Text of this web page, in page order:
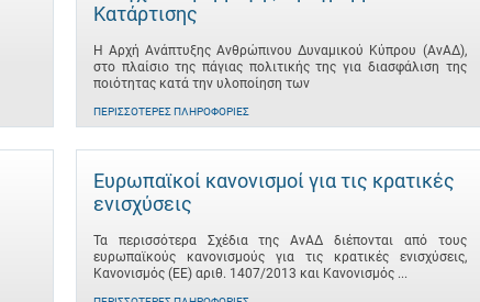
Κατάρτισης
Η Αρχή Ανάπτυξης Ανθρώπινου Δυναμικού Κύπρου (ΑνΑΔ),
στο πλαίσιο της πάγιας πολιτικής της για διασφάλιση της
ποιότητας κατά την υλοποίηση των
ΠΕΡΙΣΣΌΤΕΡΕΣ ΠΛΗΡΟΦΟΡΊΕΣ
Ευρωπαϊκοί κανονισμοί για τις κρατικές
ενισχύσεις
Τα περισσότερα Σχέδια της ΑνΑΔ διέπονται από τους
ευρωπαϊκούς κανονισμούς για τις κρατικές ενισχύσεις,
Κανονισμός (ΕΕ) αριθ. 1407/2013 και Κανονισμός ...